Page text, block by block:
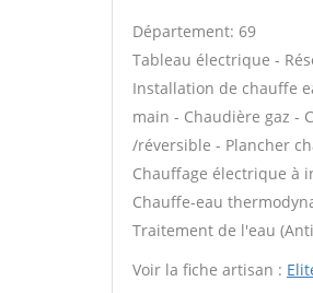
Département: 69
Tableau électrique -
Installation de chauffe
main - Chaudière gaz -
/réversible - Plancher
Chauffage électrique à
Chauffe-eau
Traitement de l'eau
Voir la fiche artisan :